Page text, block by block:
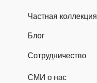
Блог
Частная коллекция
Сотрудничество
СМИ о нас